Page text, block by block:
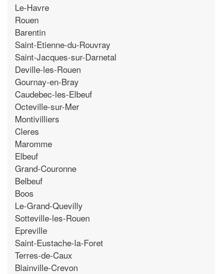
Le-Havre
Rouen
Barentin
Saint-Etienne-du-Rouvray
Saint-Jacques-sur-Darnetal
Deville-les-Rouen
Gournay-en-Bray
Caudebec-les-Elbeuf
Octeville-sur-Mer
Montivilliers
Cleres
Maromme
Elbeuf
Grand-Couronne
Belbeuf
Boos
Le-Grand-Quevilly
Sotteville-les-Rouen
Epreville
Saint-Eustache-la-Foret
Terres-de-Caux
Blainville-Crevon